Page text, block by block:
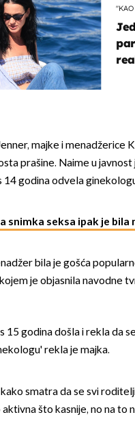
majke i menadžerice
prašine. Naime u
14 godina odvela
snimka seksa ipak je bila
bila je gošća
je objasnila navodne
15 godina došla i rekla da
rekla je majka.
smatra da se svi
što kasnije, no na to